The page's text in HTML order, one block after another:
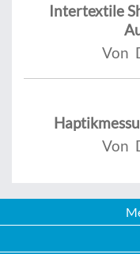
Intertextile
Von
Von